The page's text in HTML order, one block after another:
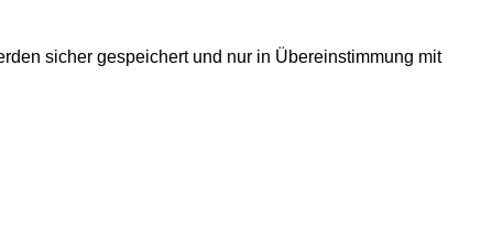
sicher gespeichert und nur in Übereinstimmung mit